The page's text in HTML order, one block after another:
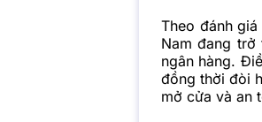
Theo đánh
Nam đang
ngân hàng.
đồng thời đòi
mở cửa và an